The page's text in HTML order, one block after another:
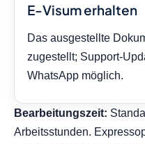
E-Visum erhalten
Das ausgestellte
zugestellt; Support-
WhatsApp möglich.
Bearbeitungszeit:
Arbeitsstunden.